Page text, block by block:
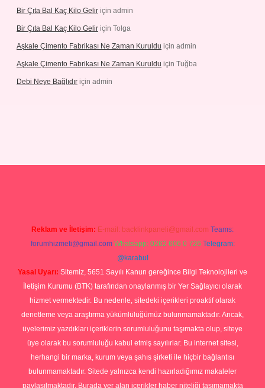
Bir Çıta Bal Kaç Kilo Gelir için admin
Bir Çıta Bal Kaç Kilo Gelir için Tolga
Aşkale Çimento Fabrikası Ne Zaman Kuruldu için admin
Aşkale Çimento Fabrikası Ne Zaman Kuruldu için Tuğba
Debi Neye Bağlıdır için admin
Reklam ve İletişim: E-mail: backlinkpaneli@gmail.com Teams:
forumhizmeti@gmail.com Whatsapp: 0262 606 0 726 Telegram:
@karabul
Yasal Uyarı: Sitemiz, 5651 Sayılı Kanun gereğince Bilgi Teknolojileri ve
İletişim Kurumu (BTK) tarafından onaylanmış bir Yer Sağlayıcı olarak
hizmet vermektedir. Bu nedenle, sitedeki içerikleri proaktif olarak
denetleme veya araştırma yükümlülüğümüz bulunmamaktadır. Ancak,
üyelerimiz yazdıkları içeriklerin sorumluluğunu taşımakta olup, siteye
üye olarak bu sorumluluğu kabul etmiş sayılırlar. Bu internet sitesi,
herhangi bir marka, kurum veya şahıs şirketi ile hiçbir bağlantısı
bulunmamaktadır. Sitede yalnızca kendi hazırladığımız makaleler
paylaşılmaktadır. Burada yer alan içerikler haber niteliği taşımamakta